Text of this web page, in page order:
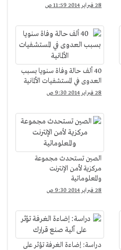
28 فبراير 2014 11:59 ص
40 ألف حالة وفاة سنويا بسبب
العدوى في المستشفيات الألمانية
28 فبراير 2014 9:30 ص
الصين تستحدث مجموعة
مركزية لأمن الإنترنت
والمعلوماتية
28 فبراير 2014 9:30 ص
دراسة: إضاءة الغرفة تؤثر على